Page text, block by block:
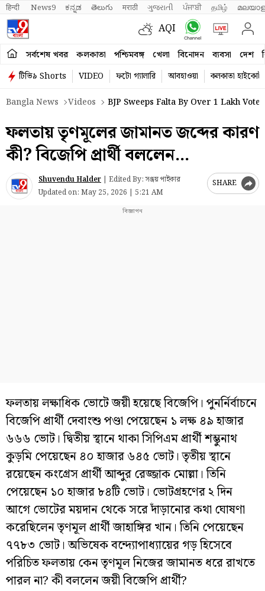
हिन्दी News9 ಕನ್ನಡ తెలుగు मराठी ગુજરાતી ਪੰਜਾਬੀ தமிழ்
AQI
সর্বশেষ খবর কলকাতা পশ্চিমবঙ্গ খেলা বিনোদন ব্যবসা দেশ
টিভি৯ Shorts VIDEO ফটো গ্যালারি আবহাওয়া
কলকাতা হাইকোর্ট
Bangla News
Videos BJP Sweeps Falta By Over 1 Lakh
ফলতায় তৃণমূলের জামানত জব্দের কারণ
কী? বিজেপি প্রার্থী বললেন…
Shuvendu Halder | Edited By: সঞ্জয় পাইকার
Updated on: May 25, 2026 | 5:21 AM
SHARE
ফলতায় লক্ষাধিক ভোটে জয়ী হয়েছে বিজেপি। পুনর্নির্বাচনে
বিজেপি প্রার্থী দেবাংশু পণ্ডা পেয়েছেন ১ লক্ষ ৪৯ হাজার
৬৬৬ ভোট। দ্বিতীয় স্থানে থাকা সিপিএম প্রার্থী শম্ভুনাথ
কুড়মি পেয়েছেন ৪০ হাজার ৬৪৫ ভোট। তৃতীয় স্থানে
রয়েছেন কংগ্রেস প্রার্থী আব্দুর রেজ্জাক মোল্লা। তিনি
পেয়েছেন ১০ হাজার ৮৪টি ভোট। ভোটগ্রহণের ২ দিন
আগে ভোটের ময়দান থেকে সরে দাঁড়ানোর কথা ঘোষণা
করেছিলেন তৃণমূল প্রার্থী জাহাঙ্গির খান। তিনি পেয়েছেন
৭৭৮৩ ভোট। অভিষেক বন্দ্যোপাধ্যায়ের গড় হিসেবে
পরিচিত ফলতায় কেন তৃণমূল নিজের জামানত ধরে রাখতে
পারল না? কী বললেন জয়ী বিজেপি প্রার্থী?